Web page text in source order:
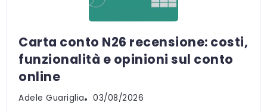
Carta conto N26 recensione: costi,
funzionalità e opinioni sul conto
online
Adele Guariglia 03/08/2026